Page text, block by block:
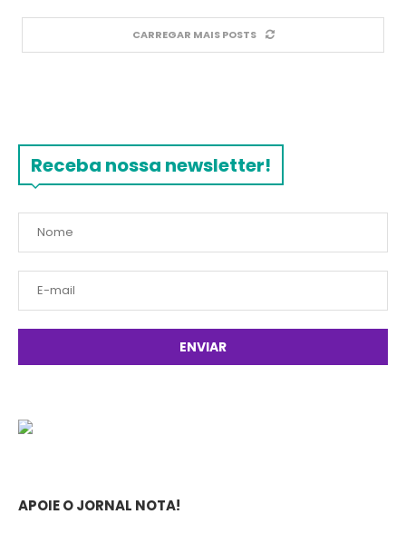
CARREGAR MAIS POSTS
Receba nossa newsletter!
APOIE O JORNAL NOTA!